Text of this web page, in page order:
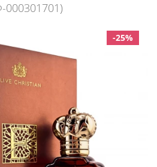
000301701)
-25%